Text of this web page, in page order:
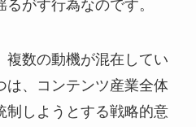
がす行為なのです。
複数の動機が混在してい
は、コンテンツ産業全体
制しようとする戦略的意